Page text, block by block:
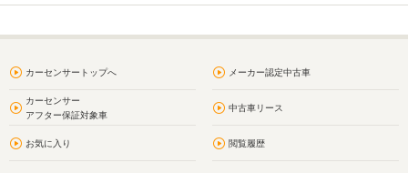
カーセンサートップへ メーカー認定中古車
カーセンサー
アフター保証対象車
中古車リース
お気に入り 閲覧履歴